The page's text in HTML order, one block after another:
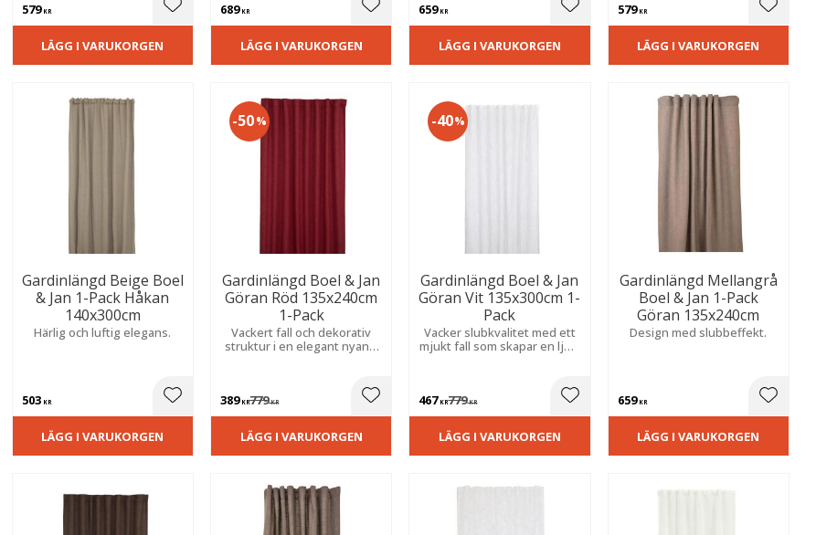
till i favoriter
579KR Lägg till i favoriter
LÄGG I VARUKORGEN
689KR Lägg till i favoriter
LÄGG I VARUKORGEN
659KR Lägg till i favoriter
LÄGG I VARUKORGEN
579KR Lägg
LÄGG I VARUKORGEN
till i favoriter
Gardinlängd Beige Boel
& Jan 1-Pack Håkan
140x300cm
Härlig och luftig elegans.
503KR Lägg till i favoriter
LÄGG I VARUKORGEN
Gardinlängd Boel & Jan
Göran Röd 135x240cm
1-Pack
Vackert fall och dekorativ
struktur i en elegant nyans.
vardagsrum, sovrum och
moderna hem.
389KR779KR
50%
Lägg till i favoriter
LÄGG I VARUKORGEN
Gardinlängd Boel & Jan
Göran Vit 135x300cm 1-
Pack
Vacker slubkvalitet med ett
mjukt fall som skapar en ljus,
467 KR779KR
40%
Lägg till i favoriter
LÄGG I VARUKORGEN
Gardinlängd Mellangrå
Boel & Jan 1-Pack
Göran 135x240cm
Design med slubbeffekt.
659KR Lägg
LÄGG I VARUKORGEN